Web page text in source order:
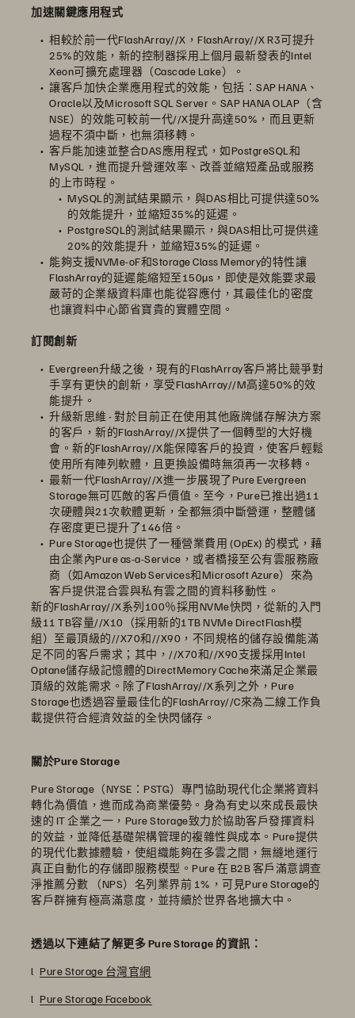
加速關鍵應用程式
相較於前一代FlashArray//X，FlashArray//X R3可提升
25%的效能，新的控制器採用上個月最新發表的Intel
Xeon可擴充處理器（Cascade Lake）。
讓客戶加快企業應用程式的效能，包括：SAP HANA、
Oracle以及Microsoft SQL Server。SAP HANA OLAP（含
NSE）的效能可較前一代//X提升高達50%，而且更新
過程不須中斷，也無須移轉。
客戶能加速並整合DAS應用程式，如PostgreSQL和
MySQL，進而提升營運效率、改善並縮短產品或服務
的上市時程。
MySQL的測試結果顯示，與DAS相比可提供達50%
的效能提升，並縮短35%的延遲。
PostgreSQL的測試結果顯示，與DAS相比可提供達
20%的效能提升，並縮短35%的延遲。
能夠支援NVMe-oF和Storage Class Memory的特性讓
FlashArray的延遲能縮短至150µs，即使是效能要求最
嚴苛的企業級資料庫也能從容應付，其最佳化的密度
也讓資料中心節省寶貴的實體空間。
訂閱創新
Evergreen升級之後，現有的FlashArray客戶將比競爭對
手享有更快的創新，享受FlashArray//M高達50%的效
能提升。
升級新思維 - 對於目前正在使用其他廠牌儲存解決方案
的客戶，新的FlashArray//X提供了一個轉型的大好機
會。新的FlashArray//X能保障客戶的投資，使客戶輕鬆
使用所有陣列軟體，且更換設備時無須再一次移轉。
最新一代FlashArray//X進一步展現了Pure Evergreen
Storage無可匹敵的客戶價值。至今，Pure已推出過11
次硬體與21次軟體更新，全都無須中斷營運，整體儲
存密度更已提升了146倍。
Pure Storage也提供了一種營業費用 (OpEx) 的模式，藉
由企業內Pure as-a-Service，或者橋接至公有雲服務廠
商（如Amazon Web Services和Microsoft Azure）來為
客戶提供混合雲與私有雲之間的資料移動性。
新的FlashArray//X系列100％採用NVMe快閃，從新的入門
級11 TB容量//X10（採用新的1TB NVMe DirectFlash模
組）至最頂級的//X70和//X90，不同規格的儲存設備能滿
足不同的客戶需求；其中，//X70和//X90支援採用Intel
Optane儲存級記憶體的DirectMemory Cache來滿足企業最
頂級的效能需求。除了FlashArray//X系列之外，Pure
Storage也透過容量最佳化的FlashArray//C來為二線工作負
載提供符合經濟效益的全快閃儲存。
關於Pure Storage
Pure Storage（NYSE：PSTG）專門協助現代化企業將資料
轉化為價值，進而成為商業優勢。身為有史以來成長最快
速的 IT 企業之一，Pure Storage致力於協助客戶發揮資料
的效益，並降低基礎架構管理的複雜性與成本。Pure提供
的現代化數據體驗，使組織能夠在多雲之間，無縫地運行
真正自動化的存儲即服務模型。Pure 在 B2B 客戶滿意調查
淨推薦分數 （NPS）名列業界前 1%，可見Pure Storage的
客戶群擁有極高滿意度，並持續於世界各地擴大中。
透過以下連結了解更多 Pure Storage 的資訊：
l Pure Storage 台灣官網
l Pure Storage Facebook